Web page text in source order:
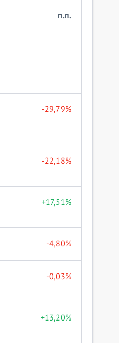
п.п.
-29,79%
-22,18%
+17,51%
-4,80%
-0,03%
+13,20%